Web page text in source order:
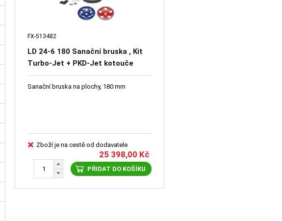
FX-513482
LD 24-6 180 Sanační bruska , Kit
Turbo-Jet + PKD-Jet kotouče
Sanační bruska na plochy, 180 mm
Zboží je na cestě od dodavatele
25 398,00 Kč
PŘIDAT DO KOŠÍKU